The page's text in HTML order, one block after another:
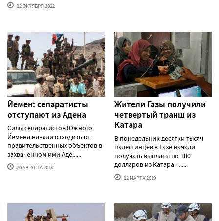
12 ОКТЯБРЯ'2022
Йемен: сепаратисты
отступают из Адена
Силы сепаратистов Южного
Йемена начали отходить от
правительственных объектов в
захваченном ими Аде......
20 АВГУСТА'2019
Жители Газы получили
четвертый транш из
Катара
В понедельник десятки тысяч
палестинцев в Газе начали
получать выплаты по 100
долларов из Катара - ......
12 МАРТА'2019